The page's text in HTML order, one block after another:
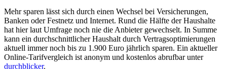
Mehr sparen lässt sich durch einen Wechsel bei Versicherungen,
Banken oder Festnetz und Internet. Rund die Hälfte der Haushalte
hat hier laut Umfrage noch nie die Anbieter gewechselt. In Summe
kann ein durchschnittlicher Haushalt durch Vertragsoptimierungen
aktuell immer noch bis zu 1.900 Euro jährlich sparen. Ein aktueller
Online-Tarifvergleich ist anonym und kostenlos abrufbar unter
durchblicker.